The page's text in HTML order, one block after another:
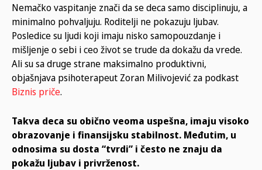
Nemačko vaspitanje znači da se deca samo disciplinuju, a
minimalno pohvaljuju. Roditelji ne pokazuju ljubav.
Posledice su ljudi koji imaju nisko samopouzdanje i
mišljenje o sebi i ceo život se trude da dokažu da vrede.
Ali su sa druge strane maksimalno produktivni,
objašnjava psihoterapeut Zoran Milivojević za podkast
Biznis priče.
Takva deca su obično veoma uspešna, imaju visoko
obrazovanje i finansijsku stabilnost. Međutim, u
odnosima su dosta “tvrdi” i često ne znaju da
pokažu ljubav i privrženost.